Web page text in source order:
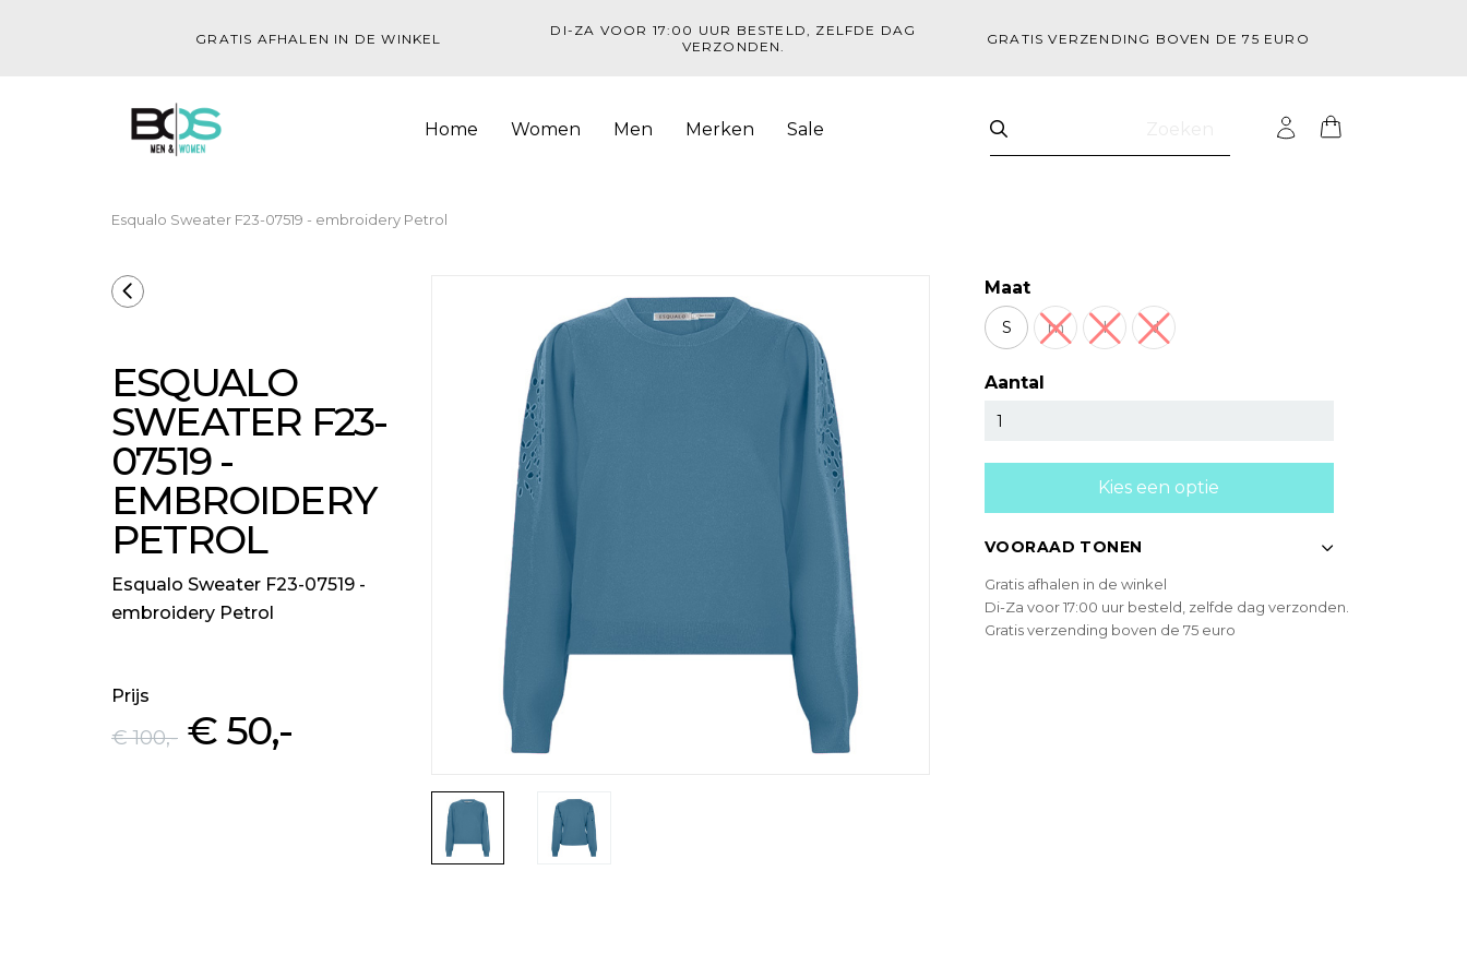
GRATIS AFHALEN IN DE WINKEL
DI-ZA VOOR 17:00 UUR BESTELD, ZELFDE DAG
VERZONDEN.
GRATIS VERZENDING BOVEN DE 75 EURO
Home Women Men Merken Sale
Esqualo Sweater F23-07519 - embroidery Petrol
ESQUALO
SWEATER F23-
07519 -
EMBROIDERY
PETROL
Esqualo Sweater F23-07519 -
embroidery Petrol
Prijs
€ 100,- € 50,-
Maat
S m l xl
Aantal
Kies een optie
VOORAAD TONEN
Gratis afhalen in de winkel
Di-Za voor 17:00 uur besteld, zelfde dag verzonden.
Gratis verzending boven de 75 euro